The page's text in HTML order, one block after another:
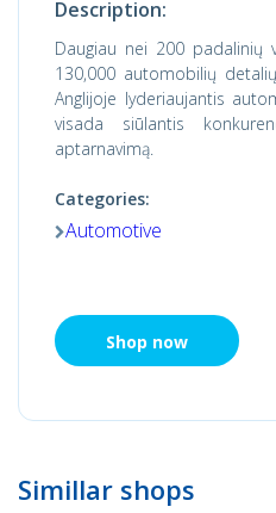
Description:
Daugiau nei 200 padalinių
130,000 automobilių
Anglijoje lyderiaujantis
visada siūlantis
aptarnavimą.
Categories:
Automotive
Shop now
Simillar shops